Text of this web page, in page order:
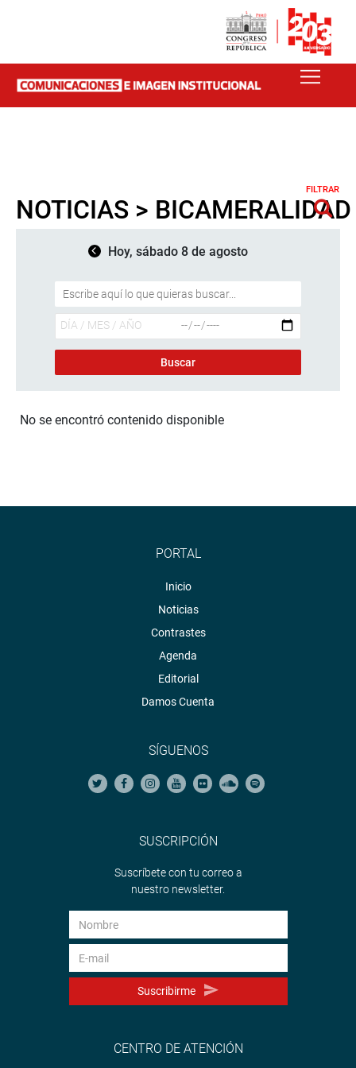
NOTICIAS > BICAMERALIDAD
FILTRAR
Hoy, sábado 8 de agosto
No se encontró contenido disponible
PORTAL
Inicio
Noticias
Contrastes
Agenda
Editorial
Damos Cuenta
SÍGUENOS
SUSCRIPCIÓN
Suscríbete con tu correo a
nuestro newsletter.
Suscribirme
CENTRO DE ATENCIÓN